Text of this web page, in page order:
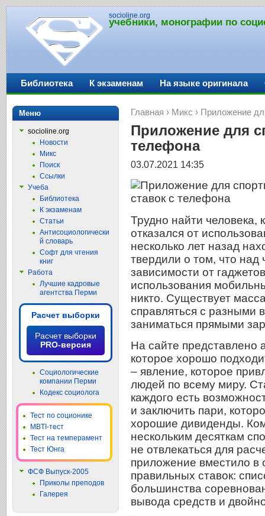
socioline.org
учебники, монографии по
Главная › Микс › Приложение
Приложение для
телефона
03.07.2021 14:35
Трудно найти человека,
отказался от
несколько лет назад
твердили о том, что над
зависимости от
использования
никто. Существует
справляться с разными
заниматься прямыми
На сайте представлено
которое хорошо
– явление, которое
людей по всему миру.
каждого есть
и заключить пари,
хорошие дивиденды.
нескольким десяткам
не отвлекаться для
приложение вместило в
правильных ставок:
большинства
вывода средств и
Библиотека К экзаменам На языке оригинала
Меню
socioline.org
Новости
Микс
Поиск
Ссылки
Учеба
Библиотека
К экзаменам
Статьи
Антисоциологически
й словарь
Софт для чтения
книг
Работа
Лучшие кадровые
агентства Перми
Расчет выборки
Расчет выборки
PRO-версия
Социологические
компании Перми
Кодекс социолога
Тест по соционике
MBTI-тест
Тест на темперамент
Тест Юнга
ФСФ Выпуск-2005
Приколы преподов
Галерея